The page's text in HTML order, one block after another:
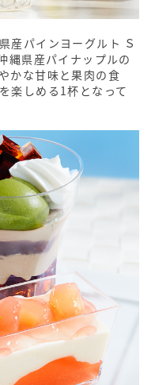
産パインヨーグルト Ｓ
縄県産パイナップルの
かな甘味と果肉の食
楽しめる1杯となって